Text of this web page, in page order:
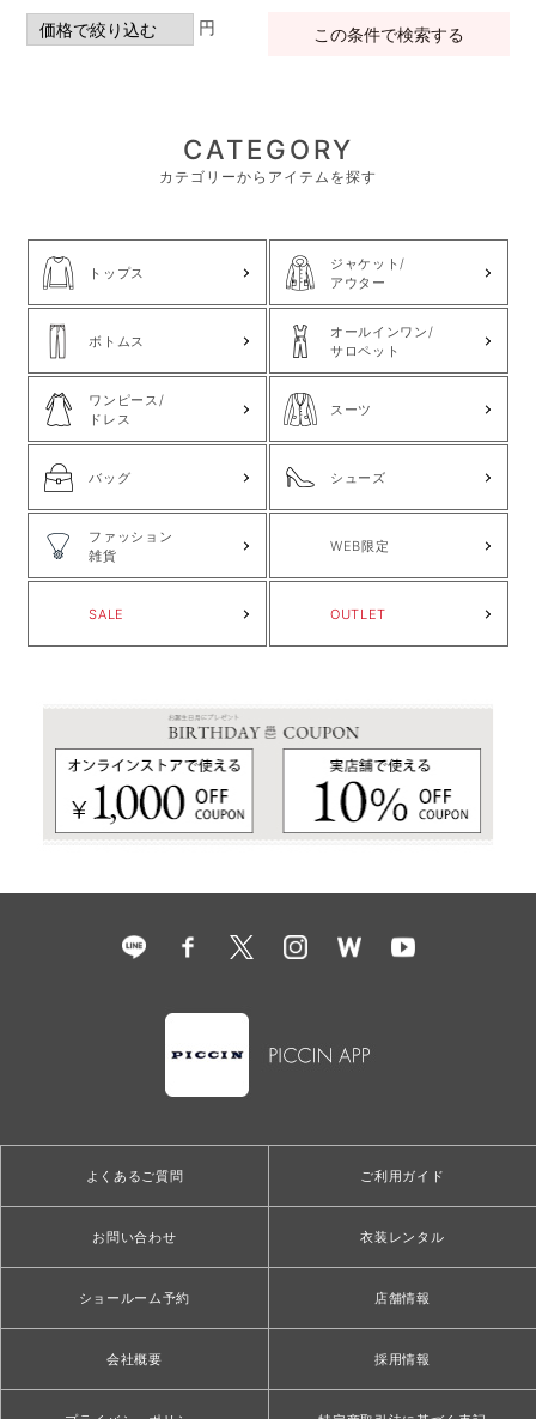
円 この条件で検索する
CATEGORY
カテゴリーからアイテムを探す
トップス
ジャケット/
アウター
ボトムス
オールインワン/
サロペット
ワンピース/
ドレス
スーツ
バッグ シューズ
ファッション
雑貨
WEB限定
SALE OUTLET
よくあるご質問 ご利用ガイド
お問い合わせ 衣装レンタル
ショールーム予約 店舗情報
会社概要 採用情報